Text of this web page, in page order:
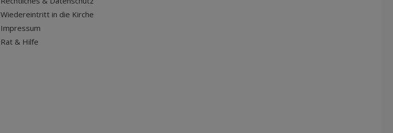
Wiedereintritt in die Kirche
Impressum
Rat & Hilfe